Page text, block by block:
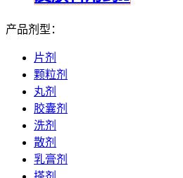
产品剂型：
片剂
颗粒剂
丸剂
胶囊剂
洗剂
散剂
乳膏剂